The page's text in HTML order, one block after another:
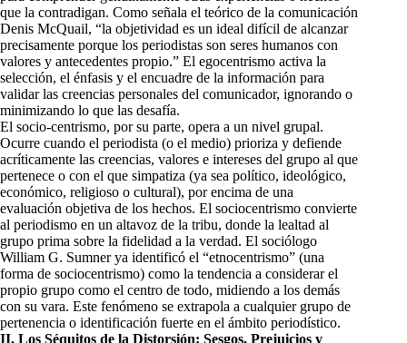
que la contradigan. Como señala el teórico de la comunicación
Denis McQuail, “la objetividad es un ideal difícil de alcanzar
precisamente porque los periodistas son seres humanos con
valores y antecedentes propio.” El egocentrismo activa la
selección, el énfasis y el encuadre de la información para
validar las creencias personales del comunicador, ignorando o
minimizando lo que las desafía.
El socio-centrismo, por su parte, opera a un nivel grupal.
Ocurre cuando el periodista (o el medio) prioriza y defiende
acríticamente las creencias, valores e intereses del grupo al que
pertenece o con el que simpatiza (ya sea político, ideológico,
económico, religioso o cultural), por encima de una
evaluación objetiva de los hechos. El sociocentrismo convierte
al periodismo en un altavoz de la tribu, donde la lealtad al
grupo prima sobre la fidelidad a la verdad. El sociólogo
William G. Sumner ya identificó el “etnocentrismo” (una
forma de sociocentrismo) como la tendencia a considerar el
propio grupo como el centro de todo, midiendo a los demás
con su vara. Este fenómeno se extrapola a cualquier grupo de
pertenencia o identificación fuerte en el ámbito periodístico.
II. Los Séquitos de la Distorsión: Sesgos, Prejuicios y